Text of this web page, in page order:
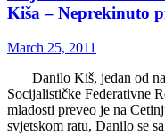
Kiša – Neprekinuto
March 25, 2011
Danilo Kiš, jedan od
Socijalističke Federativne
mladosti preveo je na
svjetskom ratu, Danilo se